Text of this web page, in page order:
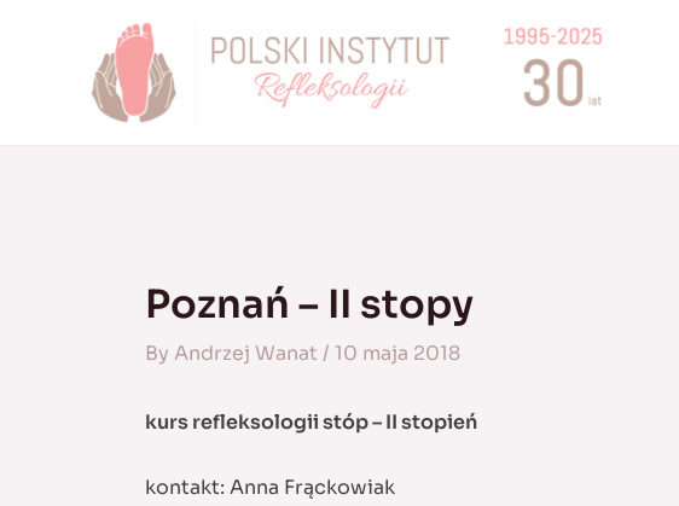
Poznań – II stopy
By Andrzej Wanat / 10 maja 2018
kurs refleksologii stóp – II stopień
kontakt: Anna Frąckowiak